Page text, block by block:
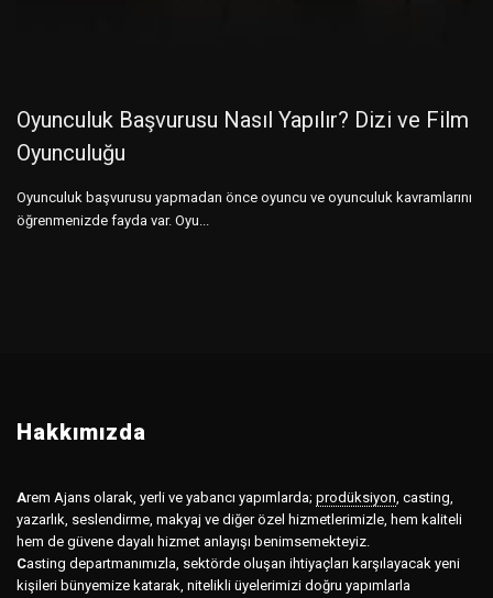
Oyunculuk Başvurusu Nasıl Yapılır? Dizi ve Film
Oyunculuğu
Oyunculuk başvurusu yapmadan önce oyuncu ve oyunculuk kavramlarını
öğrenmenizde fayda var. Oyu...
Hakkımızda
Arem Ajans olarak, yerli ve yabancı yapımlarda; prodüksiyon, casting,
yazarlık, seslendirme, makyaj ve diğer özel hizmetlerimizle, hem kaliteli
hem de güvene dayalı hizmet anlayışı benimsemekteyiz.
Casting departmanımızla, sektörde oluşan ihtiyaçları karşılayacak yeni
kişileri bünyemize katarak, nitelikli üyelerimizi doğru yapımlarla